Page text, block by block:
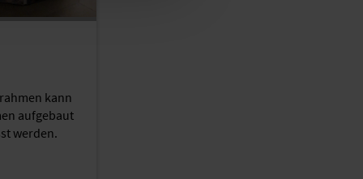
kann
aufgebaut
werden.